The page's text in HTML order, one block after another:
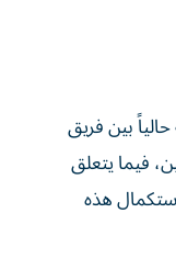
بين فريق
فيما يتعلق
هذه